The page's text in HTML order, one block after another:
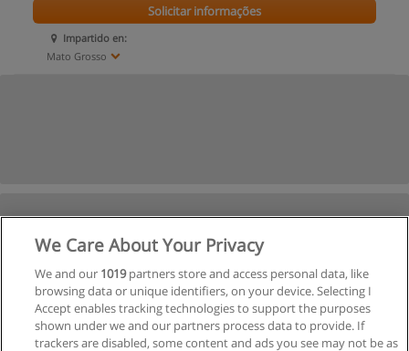
Impartido en:
Mato Grosso
Solicitar informações
We Care About Your Privacy
We and our 1019partners store and access personal data, like
browsing data or unique identifiers, on your device. Selecting I
Accept enables tracking technologies to support the purposes
shown under we and our partners process data to provide. If
trackers are disabled, some content and ads you see may not be as